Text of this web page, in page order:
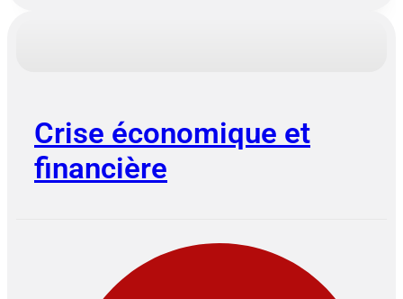
Crise économique et
financière